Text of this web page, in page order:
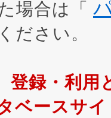
場合は「
ださい。
登録・利用
ベースサ